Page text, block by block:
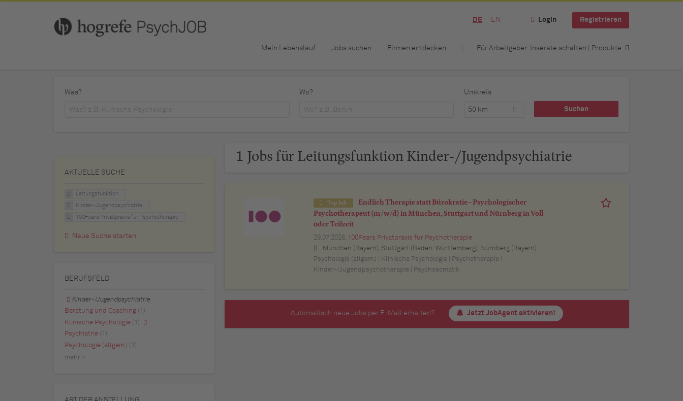
DE EN Login Registrieren
Mein Lebenslauf Jobs suchen Firmen entdecken Für Arbeitgeber: Inserate schalten | Produkte
Was? Wo? Umkreis
50 km
1 Jobs für Leitungsfunktion Kinder-/Jugendpsychiatrie
Top Job
Endlich Therapie statt Bürokratie – Psychologischer
Psychotherapeut (m/w/d) in München, Stuttgart und Nürnberg in Voll-
oder Teilzeit
29.07.2026, 100Fears Privatpraxis für Psychotherapie
München (Bayern), Stuttgart (Baden-Württemberg), Nürnberg (Bayern), Esslingen am Neckar (Baden-Württemberg), Ludwigsburg (Baden-Württemberg), Sindelfingen (Baden-Württemberg), Böblingen (Baden-Württemberg), Waiblingen (Baden-Württemberg), Heilbronn (Baden-Württemberg), Reutlingen (Baden-Württemberg), Tübingen (Baden-Württemberg), Aalen (Baden-Württemberg), Schwäbisch Gmünd (Baden-Württemberg), Karlsruhe (Baden-Württemberg), Mannheim (Baden-Württemberg), Ulm (Baden-Württemberg), Pforzheim (Baden-Württemberg), Offenburg (Baden-Württemberg), Göppingen (Baden-Württemberg), Baden-Baden (Baden-Württemberg), Heidenheim an der Brenz (Baden-Württemberg), Ingolstadt (Bayern), Erlangen (Bayern), Regensburg (Bayern), Bamberg (Bayern), Bayreuth (Bayern)
Psychologie (allgem.) | Klinische Psychologie | Psychotherapie |
Kinder-/Jugendpsychotherapie | Psychosomatik
Automatisch neue Jobs per E-Mail erhalten? Jetzt JobAgent aktivieren!
AKTUELLE SUCHE
Leitungsfunktion
Kinder-/Jugendpsychiatrie
100Fears Privatpraxis für Psychotherapie
Neue Suche starten
BERUFSFELD
Kinder-/Jugendpsychiatrie
Beratung und Coaching
(1)
Klinische Psychologie
(1)
Psychiatrie
(1)
Psychologie (allgem.) (1)
mehr »